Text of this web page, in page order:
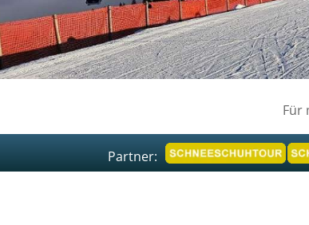
Für
Partner: